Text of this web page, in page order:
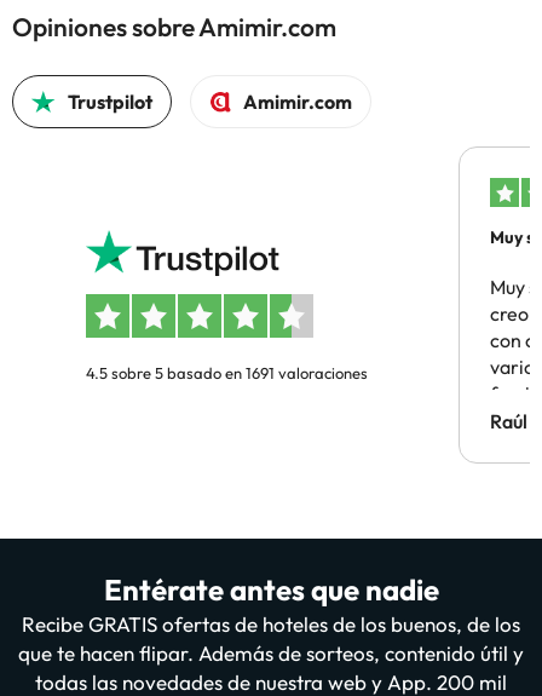
Opiniones sobre Amimir.com
Trustpilot Amimir.com
4.5 sobre 5 basado en 1691 valoraciones
Muy
Muy
creo
con
Hotel
Raúl
Entérate antes que nadie
Recibe GRATIS ofertas de hoteles de los buenos, de los
que te hacen flipar. Además de sorteos, contenido útil y
todas las novedades de nuestra web y App. 200 mil